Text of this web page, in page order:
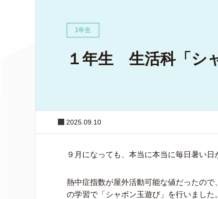
1年生
１年生 生活科「シ
2025.09.10
９月になっても、本当に本当に毎日暑い日
熱中症指数が屋外活動可能な値だったの
の学習で「シャボン玉遊び」を行いました